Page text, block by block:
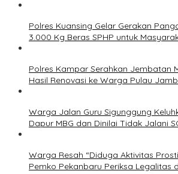
Polres Kuansing Gelar Gerakan
3.000 Kg Beras SPHP untuk
Polres Kampar Serahkan Jembatan
Hasil Renovasi ke Warga Pulau
Warga Jalan Guru Sigunggung
Dapur MBG dan Dinilai Tidak Jalani
Warga Resah “Diduga Aktivitas
Pemko Pekanbaru Periksa Legalitas